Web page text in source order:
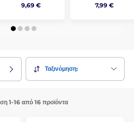
9,69 € 7,99 €
Ταξινόμηση:
1-16 από 16 προϊόντα